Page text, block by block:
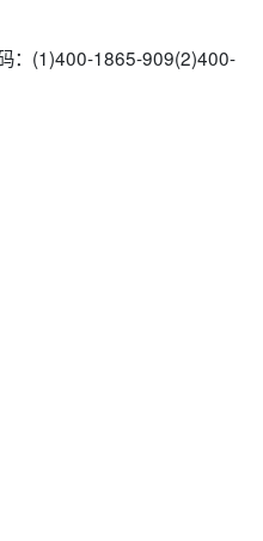
：(1)400-1865-909(2)400-